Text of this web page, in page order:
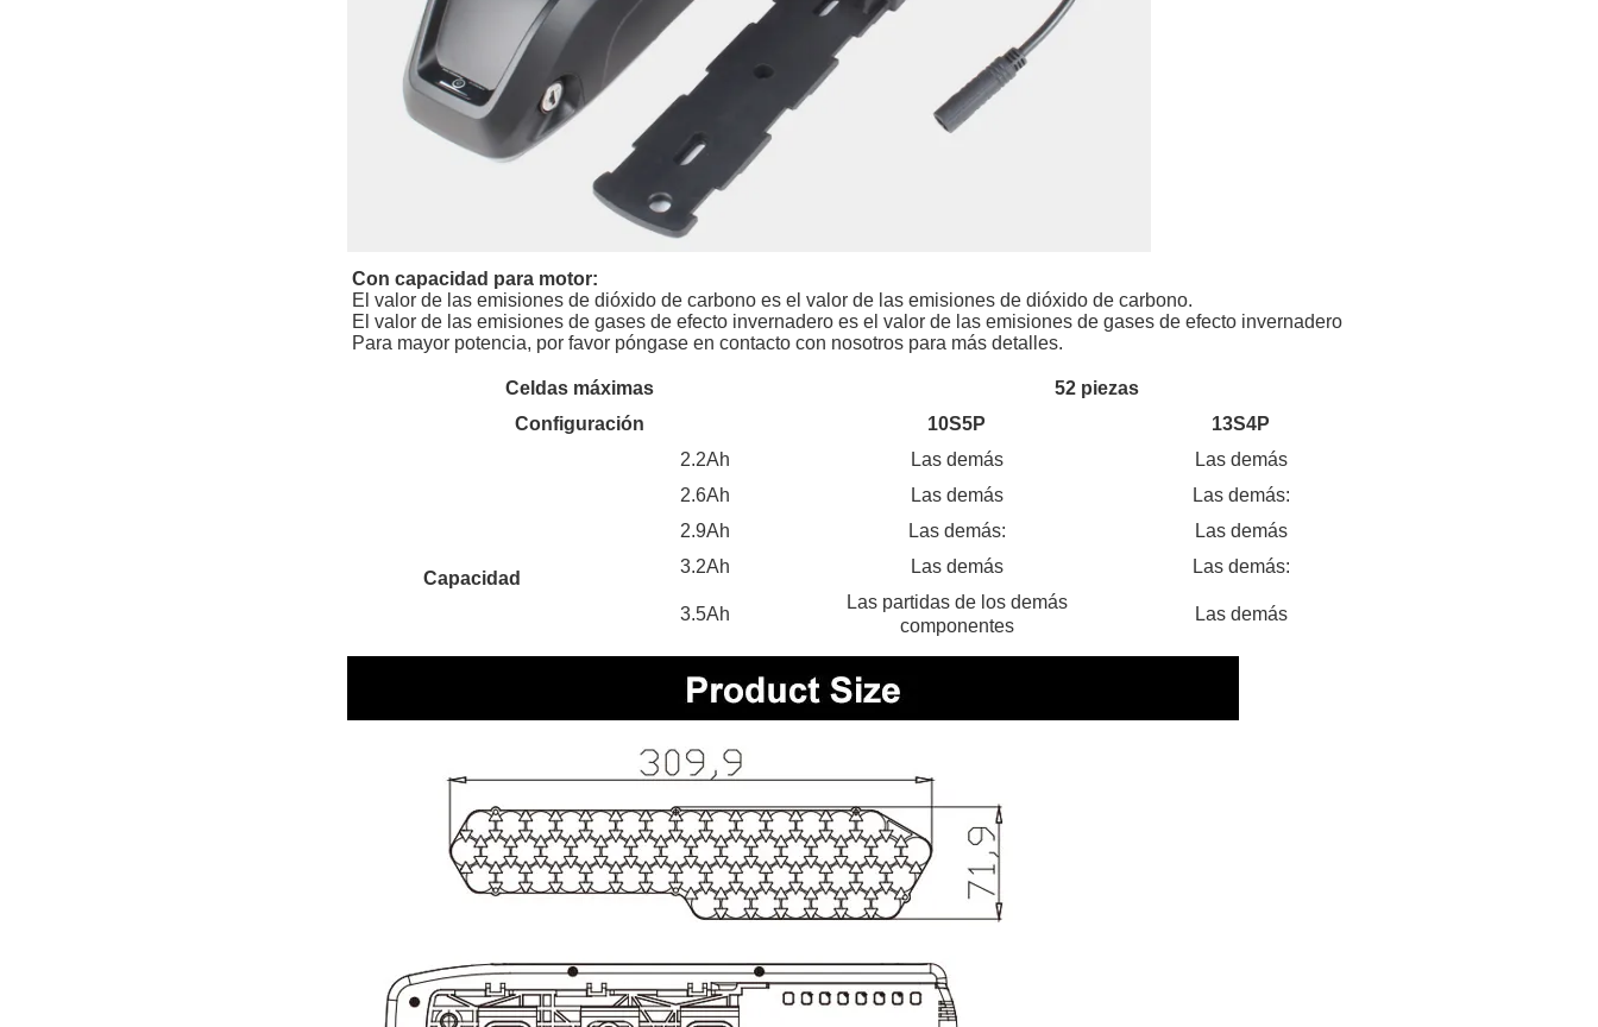
Con capacidad para motor:
El valor de las emisiones de dióxido de carbono es el valor de las emisiones de dióxido de carbono.
El valor de las emisiones de gases de efecto invernadero es el valor de las emisiones de gases de efecto invernadero
Para mayor potencia, por favor póngase en contacto con nosotros para más detalles.
Celdas máximas
52 piezas
Configuración
10S5P 13S4P
Capacidad
2.2Ah Las demás
Las demás
2.6Ah
Las demás
Las demás:
2.9Ah
Las demás:
Las demás
3.2Ah
Las demás Las demás:
3.5Ah
Las partidas de los demás
componentes
Las demás